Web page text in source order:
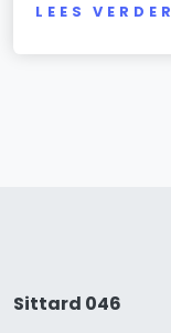
LEES VERDER
Sittard 046